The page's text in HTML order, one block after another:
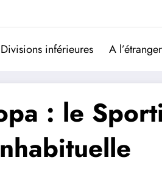
Divisions inférieures A l’étranger
: le